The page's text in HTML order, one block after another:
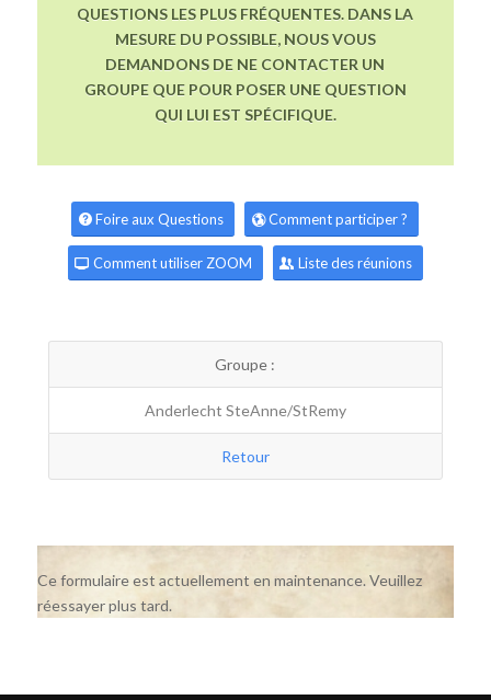
QUESTIONS LES PLUS FRÉQUENTES. DANS LA
MESURE DU POSSIBLE, NOUS VOUS
DEMANDONS DE NE CONTACTER UN
GROUPE QUE POUR POSER UNE QUESTION
QUI LUI EST SPÉCIFIQUE.
Foire aux Questions Comment participer ?
Comment utiliser ZOOM Liste des réunions
Groupe :
Anderlecht SteAnne/StRemy
Retour
Ce formulaire est actuellement en maintenance. Veuillez
réessayer plus tard.